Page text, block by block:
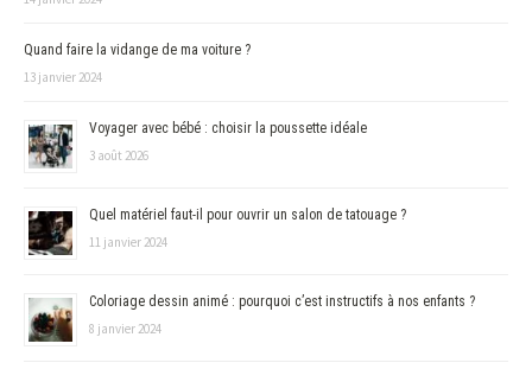
Quand faire la vidange de ma voiture ?
13 janvier 2024
Voyager avec bébé : choisir la poussette idéale
3 août 2026
Quel matériel faut-il pour ouvrir un salon de tatouage ?
11 janvier 2024
Coloriage dessin animé : pourquoi c’est instructifs à nos enfants ?
8 janvier 2024